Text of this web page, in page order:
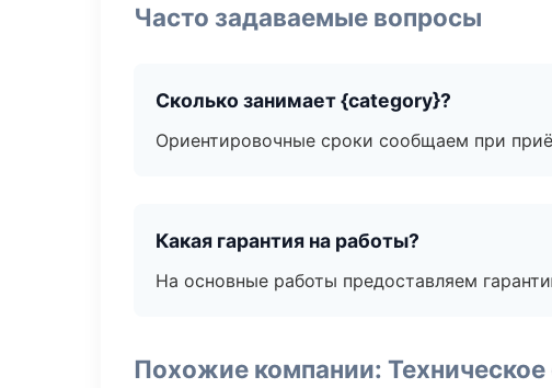
Часто задаваемые вопросы
Сколько занимает {category}?
Ориентировочные сроки сообщаем при
Какая гарантия на работы?
На основные работы предоставляем
Похожие компании: